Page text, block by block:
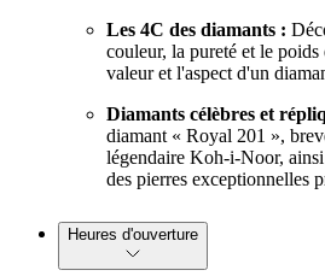
Les 4C des diamants :
couleur, la pureté et le
valeur et l'aspect d'un
Diamants célèbres et
diamant « Royal 201 »,
légendaire Koh-i-Noor,
des pierres exceptionnelles
Heures d'ouverture